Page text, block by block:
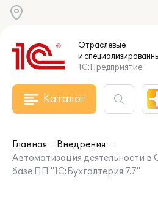
Отраслевые
и
1С:Предприятие
Каталог
Главная
Внедрения
Автоматизация деятельности
базе ПП "1С:Бухгалтерия 7.7"